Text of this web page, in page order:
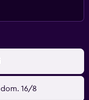
dom. 16/8